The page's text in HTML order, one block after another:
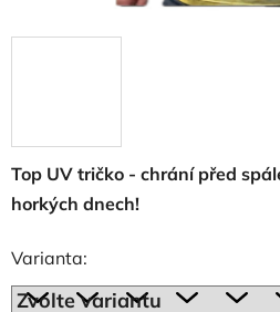
Top UV tričko - chrání před
horkých dnech!
Varianta: